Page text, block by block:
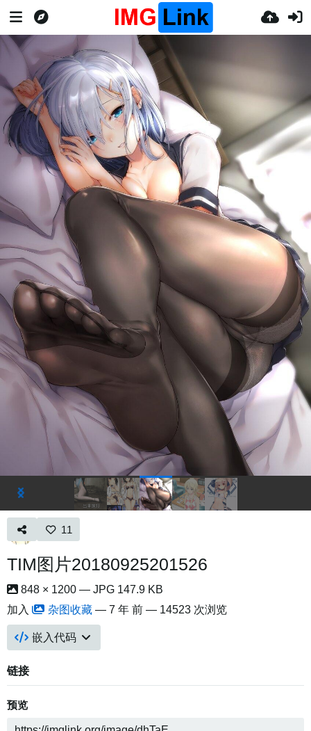
11
TIM图片20180925201526
848 × 1200 — JPG 147.9 KB
加入
杂图收藏 — 7 年 前 — 14523 次浏览
嵌入代码
链接
预览